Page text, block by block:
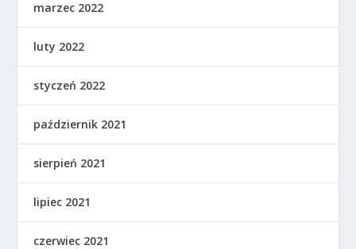
marzec 2022
luty 2022
styczeń 2022
październik 2021
sierpień 2021
lipiec 2021
czerwiec 2021